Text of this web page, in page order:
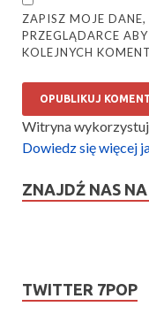
ZAPISZ MOJE
PRZEGLĄDARCE
KOLEJNYCH
Witryna
Dowiedz się więcej
ZNAJDŹ NAS
TWITTER 7POP